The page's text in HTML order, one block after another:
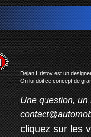
Dejan Hristov est un
On lui doit ce concept de
Une question, un
cliquez sur les